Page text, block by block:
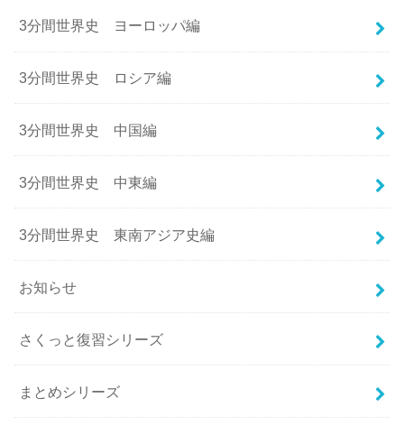
3分間世界史 ヨーロッパ編
3分間世界史 ロシア編
3分間世界史 中国編
3分間世界史 中東編
3分間世界史 東南アジア史編
お知らせ
さくっと復習シリーズ
まとめシリーズ